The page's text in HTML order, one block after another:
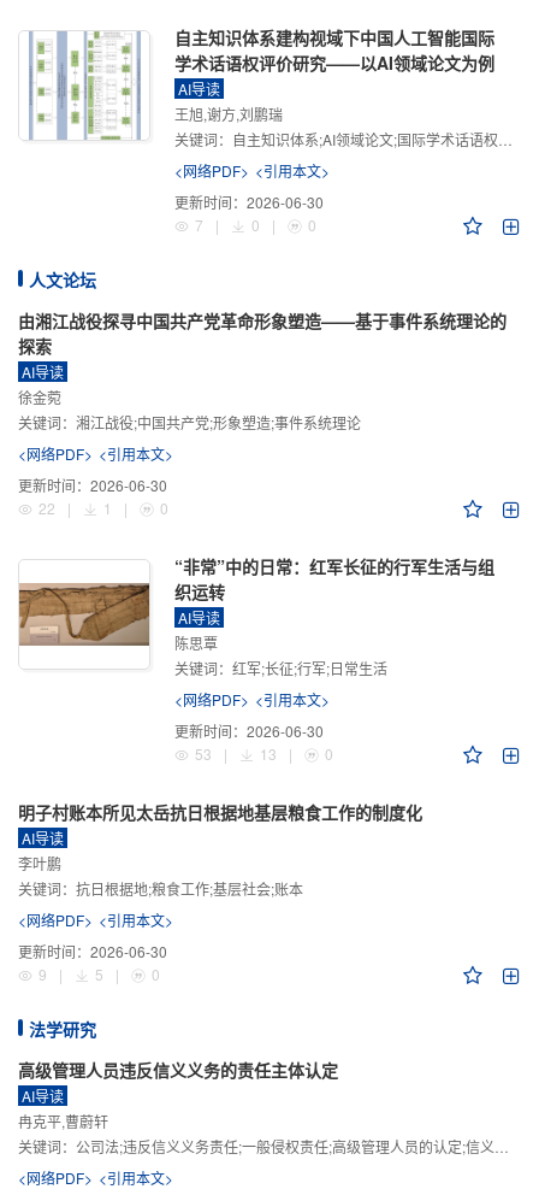
自主知识体系建构视域下中国人工智能国际
学术话语权评价研究——以AI领域论文为例
AI导读
王旭,谢方,刘鹏瑞
关键词： 自主知识体系;AI领域论文;国际学术话语权评价;学术影响力;学术感知力;学术传播力;学术引领力
<网络PDF> <引用本文>
更新时间： 2026-06-30
7
| 0 | 0
人文论坛
由湘江战役探寻中国共产党革命形象塑造——基于事件系统理论的
探索
AI导读
徐金菀
关键词： 湘江战役;中国共产党;形象塑造;事件系统理论
<网络PDF> <引用本文>
更新时间： 2026-06-30
22
| 1 | 0
“非常”中的日常：红军长征的行军生活与组
织运转
AI导读
陈思覃
关键词： 红军;长征;行军;日常生活
<网络PDF> <引用本文>
更新时间： 2026-06-30
53
| 13 | 0
明子村账本所见太岳抗日根据地基层粮食工作的制度化
AI导读
李叶鹏
关键词： 抗日根据地;粮食工作;基层社会;账本
<网络PDF> <引用本文>
更新时间： 2026-06-30
9
| 5 | 0
法学研究
高级管理人员违反信义义务的责任主体认定
AI导读
冉克平,曹蔚轩
关键词： 公司法;违反信义义务责任;一般侵权责任;高级管理人员的认定;信义义务
<网络PDF> <引用本文>